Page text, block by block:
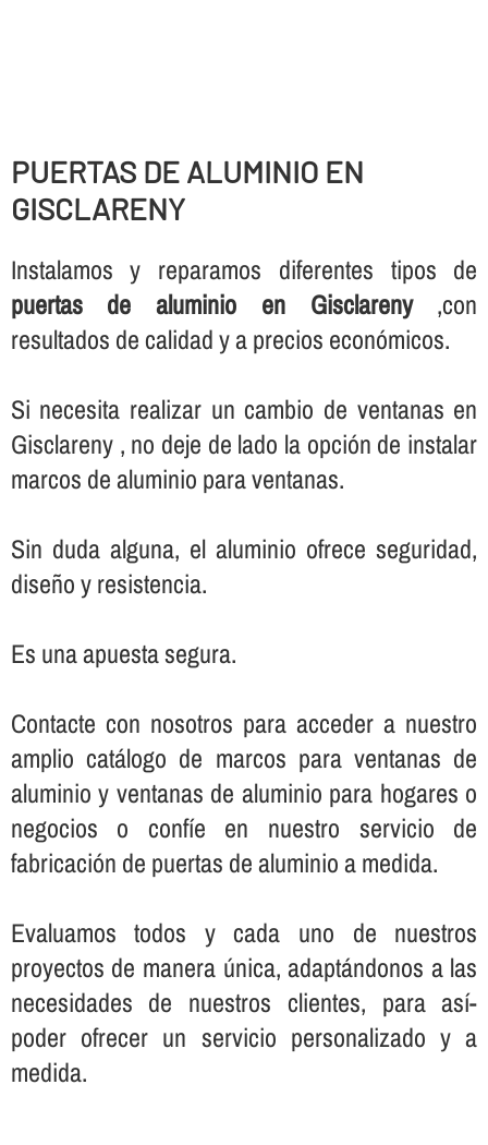
PUERTAS DE ALUMINIO EN
GISCLARENY
Instalamos y reparamos diferentes tipos de
puertas de aluminio en Gisclareny,con
resultados de calidad y a precios económicos.
Si necesita realizar un cambio de ventanas en
Gisclareny , no deje de lado la opción de instalar
marcos de aluminio para ventanas.
Sin duda alguna, el aluminio ofrece seguridad,
diseño y resistencia.
Es una apuesta segura.
Contacte con nosotros para acceder a nuestro
amplio catálogo de marcos para ventanas de
aluminio y ventanas de aluminio para hogares o
negocios o confí­e en nuestro servicio de
fabricación de puertas de aluminio a medida.
Evaluamos todos y cada uno de nuestros
proyectos de manera única, adaptándonos a las
necesidades de nuestros clientes, para así­
poder ofrecer un servicio personalizado y a
medida.